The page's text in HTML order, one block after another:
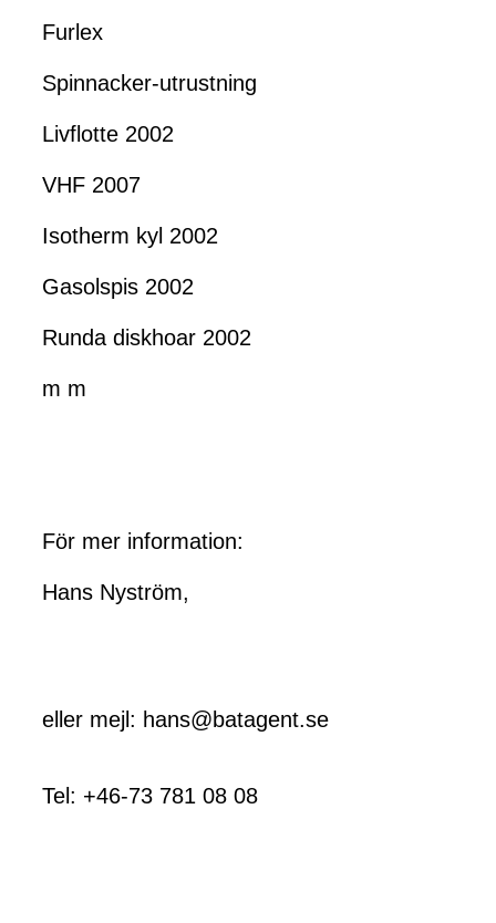
Furlex
Spinnacker-utrustning
Livflotte 2002
VHF 2007
Isotherm kyl 2002
Gasolspis 2002
Runda diskhoar 2002
m m
För mer information:
Hans Nyström,
eller mejl: hans@batagent.se
Tel: +46-73 781 08 08